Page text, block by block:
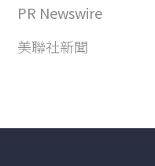
PR Newswire
美聯社新聞